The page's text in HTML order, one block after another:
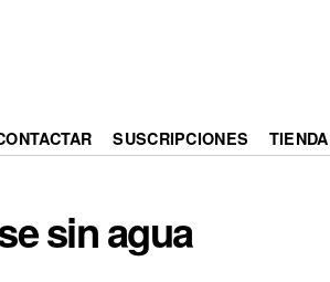
SUSCRIPCIONES TIENDA
sin agua